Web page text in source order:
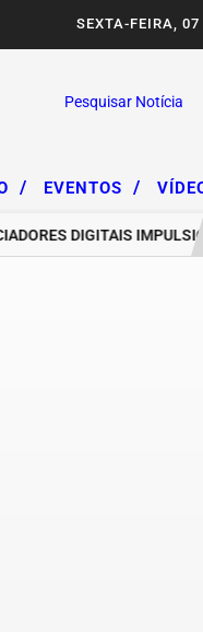
SEXTA-FEIRA,
Pesquisar Notícia
/ EVENTOS /
DIGITAIS